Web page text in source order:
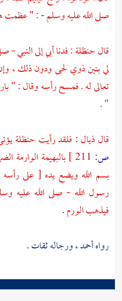
صلى الله عليه وسلم - : " عظمت
قالحنظلة: فدنا أبي إلى النبي
لي بنين ذوي لحى ودون ذلك ،
تعالى له . فمسح رأسه وقال : "
" .
قال ذيال : فلقد رأيت حنظلة
ص:
بالبهيمة الوارمة
بسم الله ويضع يده [ على
رسول الله - صلى الله عليه
فيذهب الورم.
رواهأحمد، ورجاله ثقات .